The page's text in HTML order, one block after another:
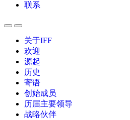
联系
关于IFF
欢迎
源起
历史
寄语
创始成员
历届主要领导
战略伙伴